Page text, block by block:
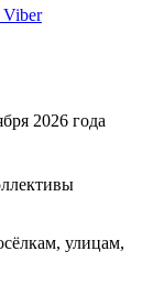
Viber
2026 года
улицам,